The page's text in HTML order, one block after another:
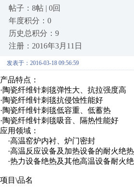
帖子：8帖 | 0回
年度积分：0
历史总积分：9
注册：2016年3月11日
发表于：2016-03-18 09:56:59
产品特点：
·陶瓷纤维针刺毯弹性大、抗拉强度高
·陶瓷纤维针刺毯抗侵蚀性能好
·陶瓷纤维针刺毯低容重、低蓄热
·陶瓷纤维针刺毯吸音、隔热性能好
应用领域：
·高温窑炉内衬、炉门密封 ·
·高温反应设备及加热设备的耐火
·热力设备绝热及其他高温设备耐火
项目\品名